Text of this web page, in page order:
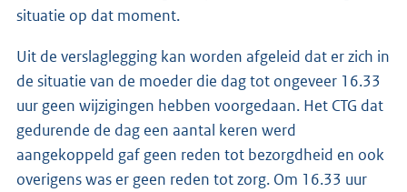
situatie op dat moment.
Uit de verslaglegging kan worden afgeleid dat er zich in
de situatie van de moeder die dag tot ongeveer 16.33
uur geen wijzigingen hebben voorgedaan. Het CTG dat
gedurende de dag een aantal keren werd
aangekoppeld gaf geen reden tot bezorgdheid en ook
overigens was er geen reden tot zorg. Om 16.33 uur